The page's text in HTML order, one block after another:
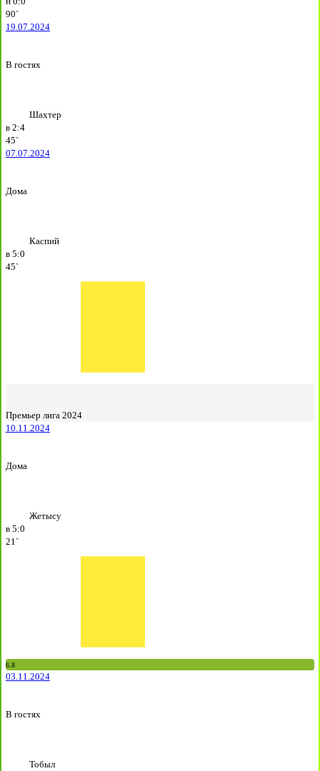
90`
19.07.2024
В гостях
Шахтер
в 2:4
45`
07.07.2024
Дома
Каспий
в 5:0
45`
Премьер лига 2024
10.11.2024
Дома
Жетысу
в 5:0
21`
6.8
03.11.2024
В гостях
Тобыл